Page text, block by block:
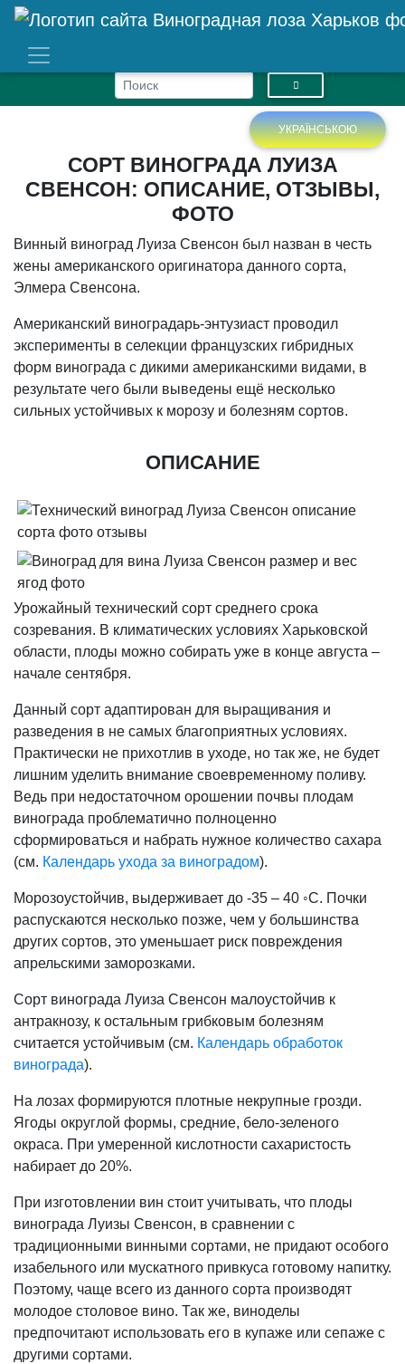
УКРАЇНСЬКОЮ
СОРТ ВИНОГРАДА ЛУИЗА
СВЕНСОН: ОПИСАНИЕ, ОТЗЫВЫ,
ФОТО
Винный виноград Луиза Свенсон был назван в честь
жены американского оригинатора данного сорта,
Элмера Свенсона.
Американский виноградарь-энтузиаст проводил
эксперименты в селекции французских гибридных
форм винограда с дикими американскими видами, в
результате чего были выведены ещё несколько
сильных устойчивых к морозу и болезням сортов.
ОПИСАНИЕ
Урожайный технический сорт среднего срока
созревания. В климатических условиях Харьковской
области, плоды можно собирать уже в конце августа –
начале сентября.
Данный сорт адаптирован для выращивания и
разведения в не самых благоприятных условиях.
Практически не прихотлив в уходе, но так же, не будет
лишним уделить внимание своевременному поливу.
Ведь при недостаточном орошении почвы плодам
винограда проблематично полноценно
сформироваться и набрать нужное количество сахара
(см. Календарь ухода за виноградом).
Морозоустойчив, выдерживает до -35 – 40 ◦С. Почки
распускаются несколько позже, чем у большинства
других сортов, это уменьшает риск повреждения
апрельскими заморозками.
Сорт винограда Луиза Свенсон малоустойчив к
антракнозу, к остальным грибковым болезням
считается устойчивым (см. Календарь обработок
винограда).
На лозах формируются плотные некрупные грозди.
Ягоды округлой формы, средние, бело-зеленого
окраса. При умеренной кислотности сахаристость
набирает до 20%.
При изготовлении вин стоит учитывать, что плоды
винограда Луизы Свенсон, в сравнении с
традиционными винными сортами, не придают особого
изабельного или мускатного привкуса готовому напитку.
Поэтому, чаще всего из данного сорта производят
молодое столовое вино. Так же, виноделы
предпочитают использовать его в купаже или сепаже с
другими сортами.